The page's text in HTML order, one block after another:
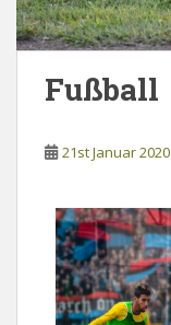
Fußball
21st Januar 2020